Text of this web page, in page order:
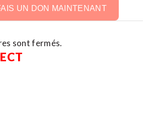
UN DON MAINTENANT
sont fermés.